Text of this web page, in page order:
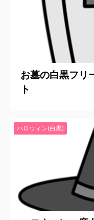
お墓の白黒フ
ト
ハロウィン(白黒)